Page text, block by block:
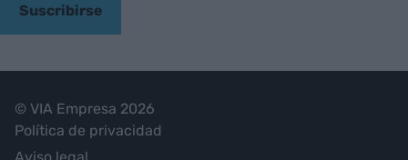
Suscribirse
© VIA Empresa 2026
Política de privacidad